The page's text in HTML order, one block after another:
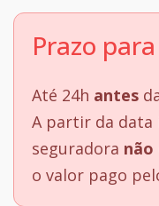
Prazo
Até 24h antes
A partir da data
seguradora não
o valor pago